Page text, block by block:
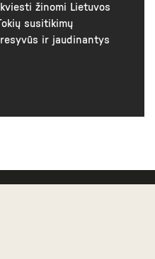
žinomi Lietuvos
susitikimų
ir jaudinantys